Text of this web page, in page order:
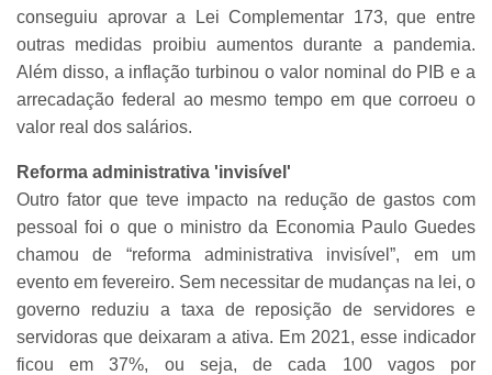
conseguiu aprovar a Lei Complementar 173, que entre
outras medidas proibiu aumentos durante a pandemia.
Além disso, a inflação turbinou o valor nominal do PIB e a
arrecadação federal ao mesmo tempo em que corroeu o
valor real dos salários.
Reforma administrativa 'invisível'
Outro fator que teve impacto na redução de gastos com
pessoal foi o que o ministro da Economia Paulo Guedes
chamou de “reforma administrativa invisível”, em um
evento em fevereiro. Sem necessitar de mudanças na lei, o
governo reduziu a taxa de reposição de servidores e
servidoras que deixaram a ativa. Em 2021, esse indicador
ficou em 37%, ou seja, de cada 100 vagos por